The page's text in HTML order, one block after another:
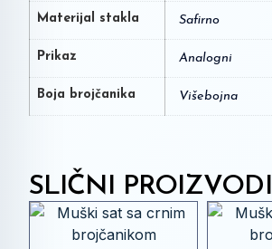
Materijal stakla Safirno
Prikaz Analogni
Boja brojčanika Višebojna
SLIČNI PROIZVODI